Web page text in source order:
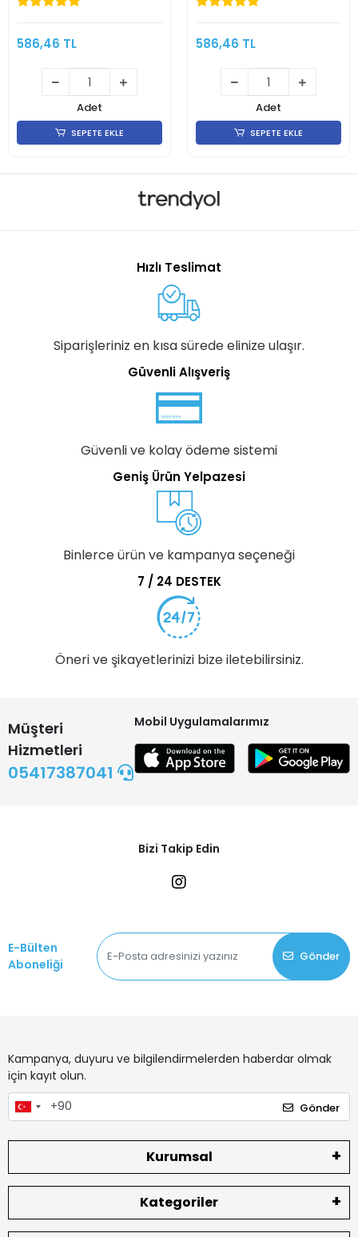
586,46 TL
Adet
SEPETE EKLE
586,46 TL
Adet
SEPETE EKLE
Hızlı Teslimat
Siparişleriniz en kısa sürede elinize ulaşır.
Güvenli Alışveriş
Güvenli ve kolay ödeme sistemi
Geniş Ürün Yelpazesi
Binlerce ürün ve kampanya seçeneği
7 / 24 DESTEK
Öneri ve şikayetlerinizi bize iletebilirsiniz.
Müşteri
Hizmetleri
05417387041
Mobil Uygulamalarımız
Bizi Takip Edin
E-Bülten
Aboneliği
Gönder
Kampanya, duyuru ve bilgilendirmelerden haberdar olmak
için kayıt olun.
Gönder
Kurumsal
Kategoriler